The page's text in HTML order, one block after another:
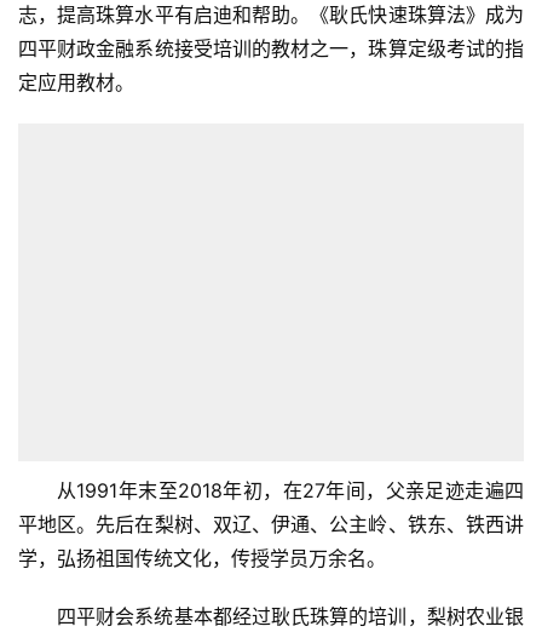
志，提高珠算水平有启迪和帮助。《耿氏快速珠算法》成为
四平财政金融系统接受培训的教材之一，珠算定级考试的指
定应用教材。
从1991年末至2018年初，在27年间，父亲足迹走遍四
平地区。先后在梨树、双辽、伊通、公主岭、铁东、铁西讲
学，弘扬祖国传统文化，传授学员万余名。
四平财会系统基本都经过耿氏珠算的培训，梨树农业银